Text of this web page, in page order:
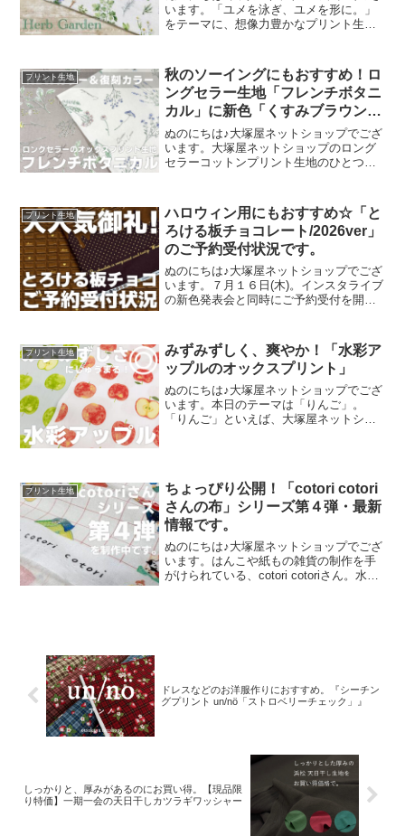
います。「ユメを泳ぎ、ユメを形に。」
をテーマに、想像力豊かなプリント生地
集ページよりご覧いただけます。＼
mingswi
プリント生地
秋のソーイングにもおすすめ！ロ
ングセラー生地「フレンチボタニ
カル」に新色「くすみブラウン」
が登場！
ぬのにちは♪大塚屋ネットショップでござ
います。大塚屋ネットショップのロング
セラーコットンプリント生地のひとつ
た「ペールピンク」の再販が、この度決
定いたしました。2026
プリント生地
ハロウィン用にもおすすめ☆「と
ろける板チョコレート/2026ver」
のご予約受付状況です。
ぬのにちは♪大塚屋ネットショップでござ
います。７月１６日(木)。インスタライブ
の新色発表会と同時にご予約受付を開始
ョン。「復刻カラー３色」と「新色３
色」の全６色にて展
プリント生地
みずみずしく、爽やか！「水彩ア
ップルのオックスプリント」
ぬのにちは♪大塚屋ネットショップでござ
います。本日のテーマは「りんご」。
「りんご」といえば、大塚屋ネットショ
プリント生地
ちょっぴり公開！「cotori cotori
さんの布」シリーズ第４弾・最新
情報です。
ぬのにちは♪大塚屋ネットショップでござ
います。はんこや紙もの雑貨の制作を手
がけられている、cotori cotoriさん。水彩
ドレスなどのお洋服作りにおすすめ。『シーチン
グプリント un/nö「ストロベリーチェック」』
しっかりと、厚みがあるのにお買い得。【現品限
り特価】一期一会の天日干しカツラギワッシャー